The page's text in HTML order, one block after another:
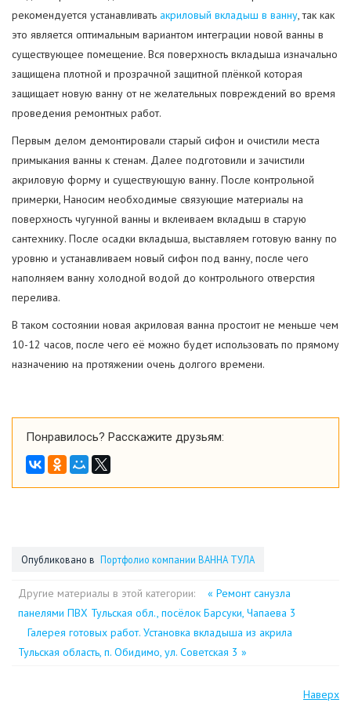
рекомендуется устанавливать акриловый вкладыш в ванну, так как
это является оптимальным вариантом интеграции новой ванны в
существующее помещение. Вся поверхность вкладыша изначально
защищена плотной и прозрачной защитной плёнкой которая
защищает новую ванну от не желательных повреждений во время
проведения ремонтных работ.
Первым делом демонтировали старый сифон и очистили места
примыкания ванны к стенам. Далее подготовили и зачистили
акриловую форму и существующую ванну. После контрольной
примерки, Наносим необходимые связующие материалы на
поверхность чугунной ванны и вклеиваем вкладыш в старую
сантехнику. После осадки вкладыша, выставляем готовую ванну по
уровню и устанавливаем новый сифон под ванну, после чего
наполняем ванну холодной водой до контрольного отверстия
перелива.
В таком состоянии новая акриловая ванна простоит не меньше чем
10-12 часов, после чего её можно будет использовать по прямому
назначению на протяжении очень долгого времени.
Понравилось? Расскажите друзьям:
Опубликовано в Портфолио компании ВАННА ТУЛА
Другие материалы в этой категории:
« Ремонт санузла
панелями ПВХ Тульская обл., посёлок Барсуки, Чапаева 3
Галерея готовых работ. Установка вкладыша из акрила
Тульская область, п. Обидимо, ул. Советская 3 »
Наверх